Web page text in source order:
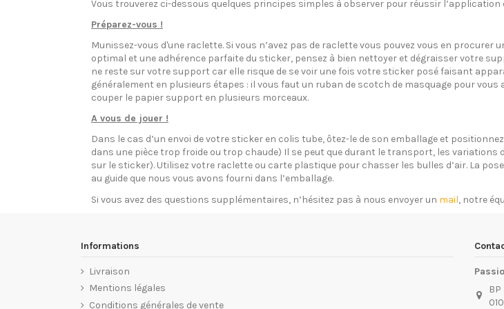
Vous trouverez ci-dessous quelques principes simples à observer pour réussir l’application
Préparez-vous !
Munissez-vous d'une raclette. Si vous n’avez pas de raclette vous pouvez vous en procurer
optimal et une adhérence parfaite du sticker, pensez à bien nettoyer et dégraisser votre
ne reste sur votre support car elle risque de se voir une fois votre sticker posé faisant
généralement en plusieurs étapes : il vous faut un ruban de scotch de masquage pour
couper le papier support en plusieurs morceaux.
A vous de jouer !
Dans le cas d’un envoi de votre sticker en colis tube, ôtez-le de son emballage et
dans une pièce trop froide ou trop chaude) Il se peut que durant le transport, les
sur le sticker). Utilisez votre raclette ou carte plastique pour chasser les bulles d’air. La
au guide que nous vous avons fourni dans l’emballage.
Si vous avez des questions supplémentaires, n’hésitez pas à nous envoyer un mail, notre
Informations
Livraison
Mentions légales
Conditions générales de vente